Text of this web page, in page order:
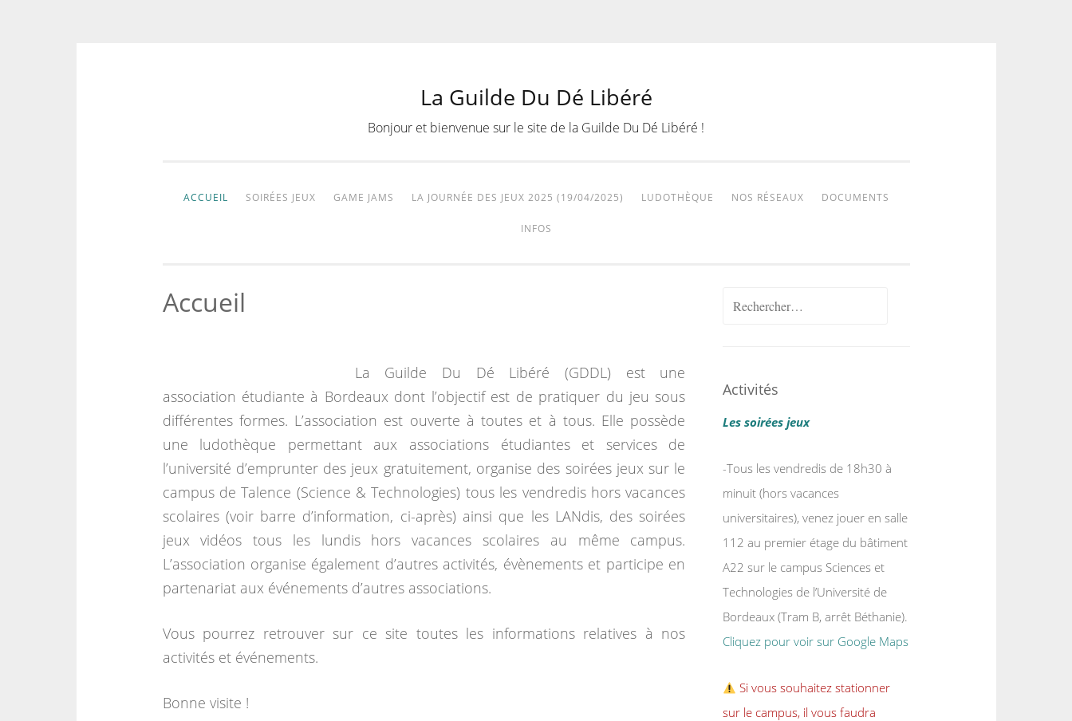
La Guilde Du Dé Libéré
Bonjour et bienvenue sur le site de la Guilde Du Dé Libéré !
ACCUEIL SOIRÉES JEUX GAME JAMS LA JOURNÉE DES JEUX 2025 (19/04/2025) LUDOTHÈQUE NOS RÉSEAUX DOCUMENTS
INFOS
Accueil
La Guilde Du Dé Libéré (GDDL) est une
association étudiante à Bordeaux dont l’objectif est de pratiquer du jeu sous
différentes formes. L’association est ouverte à toutes et à tous. Elle possède
une ludothèque permettant aux associations étudiantes et services de
l’université d’emprunter des jeux gratuitement, organise des soirées jeux sur le
campus de Talence (Science & Technologies) tous les vendredis hors vacances
scolaires (voir barre d’information, ci-après) ainsi que les LANdis, des soirées
jeux vidéos tous les lundis hors vacances scolaires au même campus.
L’association organise également d’autres activités, évènements et participe en
partenariat aux événements d’autres associations.
Vous pourrez retrouver sur ce site toutes les informations relatives à nos
activités et événements.
Bonne visite !
Rechercher :
Activités
Les soirées jeux
-Tous les vendredis de 18h30 à
minuit (hors vacances
universitaires), venez jouer en salle
112 au premier étage du bâtiment
A22 sur le campus Sciences et
Technologies de l’Université de
Bordeaux (Tram B, arrêt Béthanie).
Cliquez pour voir sur Google Maps
Si vous souhaitez stationner
sur le campus, il vous faudra